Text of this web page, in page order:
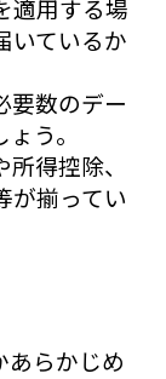
適用する場
いているか
要数のデー
う。
得控除、
が揃ってい
らかじめ